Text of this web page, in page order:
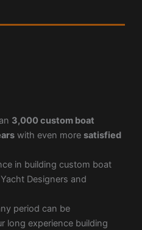
3,000 custom boat
with even more satisfied
in building custom boat
Designers and
period can be
long experience building